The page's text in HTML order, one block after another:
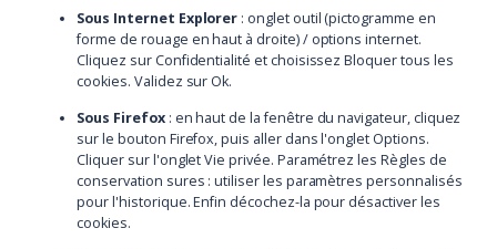
Sous Internet Explorer : onglet outil (pictogramme en
forme de rouage en haut à droite) / options internet.
Cliquez sur Confidentialité et choisissez Bloquer tous les
cookies. Validez sur Ok.
Sous Firefox: en haut de la fenêtre du navigateur, cliquez
sur le bouton Firefox, puis aller dans l'onglet Options.
Cliquer sur l'onglet Vie privée. Paramétrez les Règles de
conservation sures : utiliser les paramètres personnalisés
pour l'historique. Enfin décochez-la pour désactiver les
cookies.